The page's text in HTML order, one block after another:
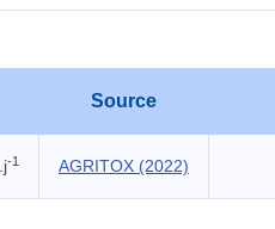
Source
.j-1 AGRITOX (2022)